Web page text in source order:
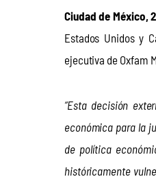
Ciudad de México,
Estados Unidos y
ejecutiva de Oxfam
“Esta decisión
económica para la
de política
históricamente